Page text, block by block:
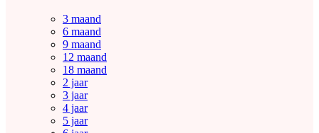
3 maand
6 maand
9 maand
12 maand
18 maand
2 jaar
3 jaar
4 jaar
5 jaar